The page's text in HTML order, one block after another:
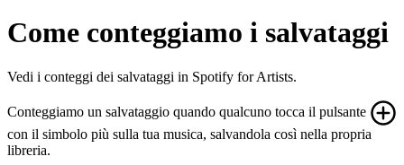
Come conteggiamo i salvataggi
Vedi i conteggi dei salvataggi in Spotify for Artists.
Conteggiamo un salvataggio quando qualcuno tocca il pulsante
con il simbolo più sulla tua musica, salvandola così nella propria
libreria.